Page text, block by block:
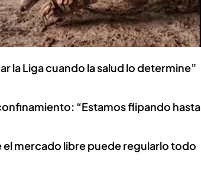
la Liga cuando la salud lo determine”
“Estamos flipando hasta
mercado libre puede regularlo todo